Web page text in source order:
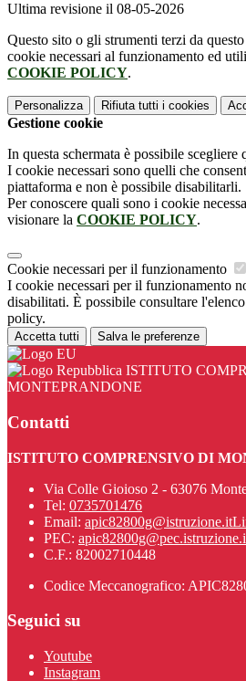
Ultima revisione il 08-05-2026
Questo sito o gli strumenti terzi da
cookie necessari al funzionamento ed
COOKIE POLICY.
Personalizza Rifiuta tutti i cookies
Gestione cookie
In questa schermata è possibile scegliere
I cookie necessari sono quelli che
piattaforma e non è possibile disabilitarli.
Per conoscere quali sono i cookie
visionare la COOKIE POLICY.
Cookie necessari per il funzionamento
I cookie necessari per il funzionamento
disabilitati. È possibile consultare
policy.
Accetta tutti Salva le preferenze
ISTITUTO
MONTEPRANDONE
Contatti
ISTITUTO COMPRENSIVO DI
Via Colle Gioioso 2 - 63076
Tel: 0735701476
Email: apic82800g@istruzione.it
PEC:
C.F.: 82002710448
Codice Meccanografico:
Seguici su
Youtube
Instagram